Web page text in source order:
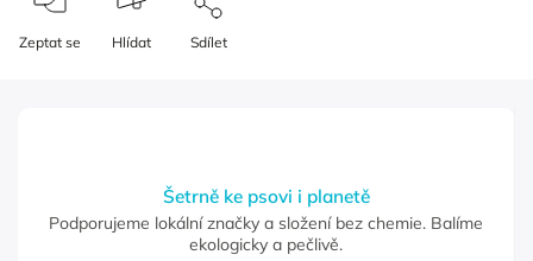
Zeptat se Hlídat Sdílet
Šetrně ke psovi i planetě
Podporujeme lokální značky a složení bez chemie. Balíme
ekologicky a pečlivě.